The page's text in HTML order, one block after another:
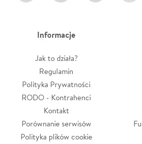
Informacje
Jak to działa?
Regulamin
Polityka Prywatności
RODO - Kontrahenci
Kontakt
Porównanie serwisów
Polityka plików cookie